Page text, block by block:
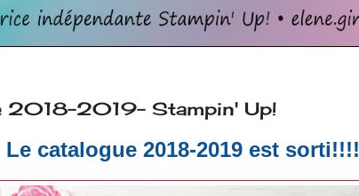
2018-2019- Stampin' Up!
Le catalogue 2018-2019 est sorti!!!!